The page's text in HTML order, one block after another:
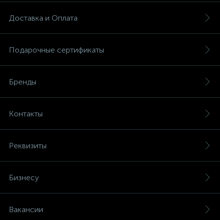
Доставка и Оплата
Подарочные сертификаты
Бренды
Контакты
Реквизиты
Бизнесу
Вакансии